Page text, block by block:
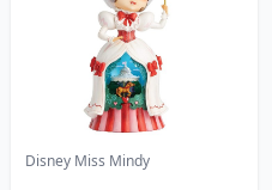
Disney Miss Mindy